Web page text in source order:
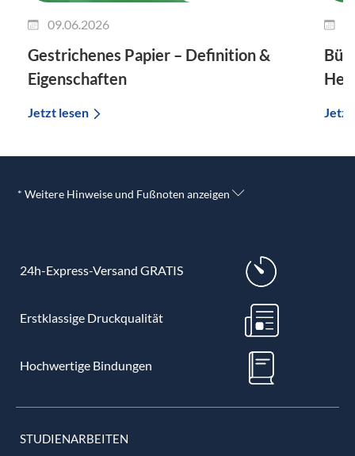
09.06.2026
Gestrichenes Papier – Definition &
Eigenschaften
Jetzt lesen Jetzt
* Weitere Hinweise und Fußnoten anzeigen
24h-Express-Versand GRATIS
Erstklassige Druckqualität
Hochwertige Bindungen
STUDIENARBEITEN